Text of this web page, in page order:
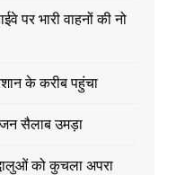
पर भारी वाहनों की नो
के करीब पहुंचा
जन सैलाब उमड़ा
को कुचला अपरा